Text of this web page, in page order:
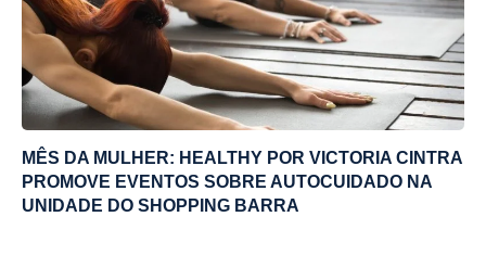
MÊS DA MULHER: HEALTHY POR VICTORIA CINTRA
PROMOVE EVENTOS SOBRE AUTOCUIDADO NA
UNIDADE DO SHOPPING BARRA